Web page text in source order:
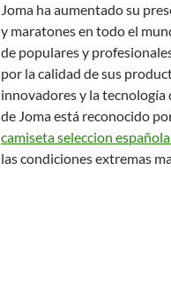
Joma ha aumentado su
y maratones en todo el
de populares y
por la calidad de sus
innovadores y la tecnología
de Joma está reconocido
camiseta seleccion
las condiciones extremas